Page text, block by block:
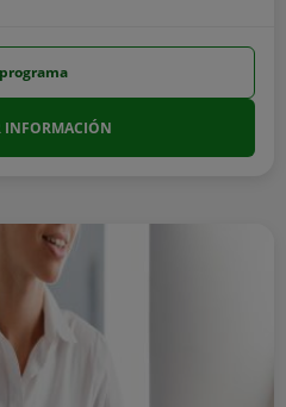
INFORMACIÓN